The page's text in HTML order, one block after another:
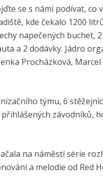
se s námi podívat, co
kde čekalo 1200
napečených buchet,
a 2 dodávky. Jádro
Procházková,
týmu, 6
závodníků,
na náměstí série
a melodie od Red